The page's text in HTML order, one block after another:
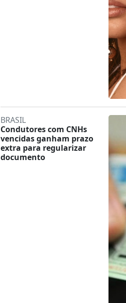
BRASIL
Condutores com CNHs
vencidas ganham prazo
extra para regularizar
documento